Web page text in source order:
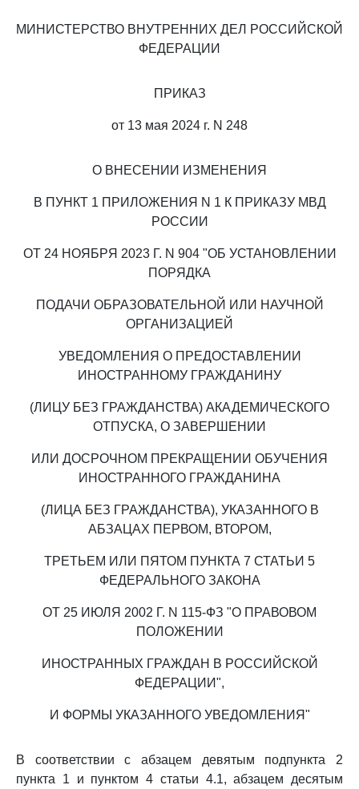
МИНИСТЕРСТВО ВНУТРЕННИХ ДЕЛ РОССИЙСКОЙ
ФЕДЕРАЦИИ
ПРИКАЗ
от 13 мая 2024 г. N 248
О ВНЕСЕНИИ ИЗМЕНЕНИЯ
В ПУНКТ 1 ПРИЛОЖЕНИЯ N 1 К ПРИКАЗУ МВД
РОССИИ
ОТ 24 НОЯБРЯ 2023 Г. N 904 "ОБ УСТАНОВЛЕНИИ
ПОРЯДКА
ПОДАЧИ ОБРАЗОВАТЕЛЬНОЙ ИЛИ НАУЧНОЙ
ОРГАНИЗАЦИЕЙ
УВЕДОМЛЕНИЯ О ПРЕДОСТАВЛЕНИИ
ИНОСТРАННОМУ ГРАЖДАНИНУ
(ЛИЦУ БЕЗ ГРАЖДАНСТВА) АКАДЕМИЧЕСКОГО
ОТПУСКА, О ЗАВЕРШЕНИИ
ИЛИ ДОСРОЧНОМ ПРЕКРАЩЕНИИ ОБУЧЕНИЯ
ИНОСТРАННОГО ГРАЖДАНИНА
(ЛИЦА БЕЗ ГРАЖДАНСТВА), УКАЗАННОГО В
АБЗАЦАХ ПЕРВОМ, ВТОРОМ,
ТРЕТЬЕМ ИЛИ ПЯТОМ ПУНКТА 7 СТАТЬИ 5
ФЕДЕРАЛЬНОГО ЗАКОНА
ОТ 25 ИЮЛЯ 2002 Г. N 115-ФЗ "О ПРАВОВОМ
ПОЛОЖЕНИИ
ИНОСТРАННЫХ ГРАЖДАН В РОССИЙСКОЙ
ФЕДЕРАЦИИ",
И ФОРМЫ УКАЗАННОГО УВЕДОМЛЕНИЯ"
В соответствии с абзацем девятым подпункта 2
пункта 1 и пунктом 4 статьи 4.1, абзацем десятым